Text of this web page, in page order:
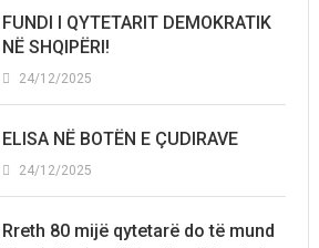
FUNDI I QYTETARIT DEMOKRATIK
NË SHQIPËRI!
24/12/2025
ELISA NË BOTËN E ÇUDIRAVE
24/12/2025
Rreth 80 mijë qytetarë do të mund